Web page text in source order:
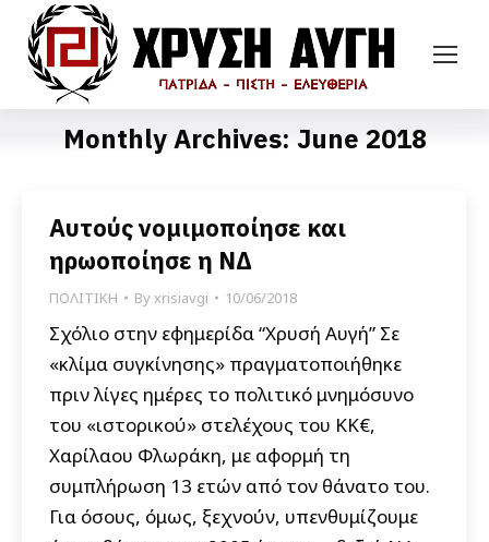
Monthly Archives: June 2018
Αυτούς νομιμοποίησε και
ηρωοποίησε η ΝΔ
ΠΟΛΙΤΙΚΗ Byxrisiavgi 10/06/2018
Σχόλιο στην εφημερίδα “Χρυσή Αυγή” Σε
«κλίμα συγκίνησης» πραγματοποιήθηκε
πριν λίγες ημέρες το πολιτικό μνημόσυνο
του «ιστορικού» στελέχους του ΚΚ€,
Χαρίλαου Φλωράκη, με αφορμή τη
συμπλήρωση 13 ετών από τον θάνατο του.
Για όσους, όμως, ξεχνούν, υπενθυμίζουμε